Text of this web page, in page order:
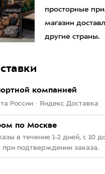
просторные
магазин
другие страны.
компанией
России · Яндекс Доставка
по Москве
в течение 1-2 дней, с 10
при подтверждении заказа.